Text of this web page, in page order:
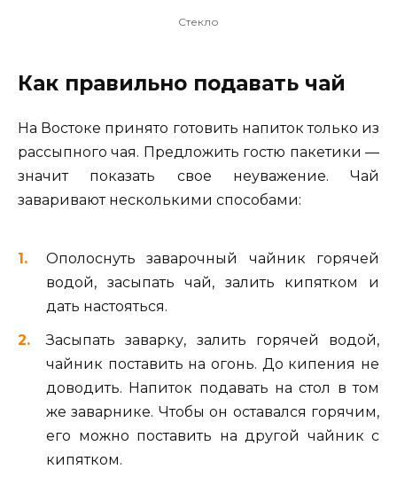
Стекло
Как правильно подавать чай
На Востоке принято готовить напиток только из
рассыпного чая. Предложить гостю пакетики —
значит показать свое неуважение. Чай
заваривают несколькими способами:
Ополоснуть заварочный чайник горячей
водой, засыпать чай, залить кипятком и
дать настояться.
Засыпать заварку, залить горячей водой,
чайник поставить на огонь. До кипения не
доводить. Напиток подавать на стол в том
же заварнике. Чтобы он оставался горячим,
его можно поставить на другой чайник с
кипятком.